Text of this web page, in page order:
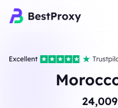
Morocco
24,009